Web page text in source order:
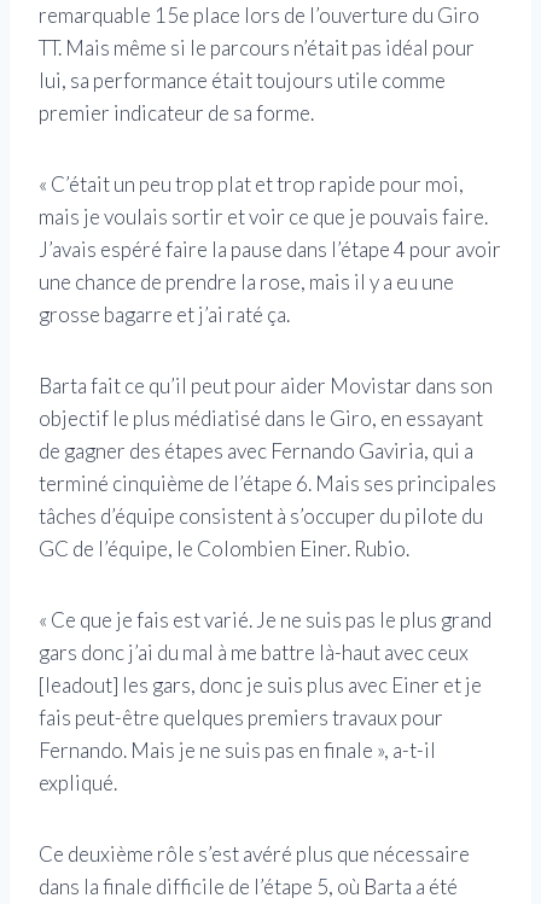
remarquable 15e place lors de l’ouverture du Giro
TT. Mais même si le parcours n’était pas idéal pour
lui, sa performance était toujours utile comme
premier indicateur de sa forme.
« C’était un peu trop plat et trop rapide pour moi,
mais je voulais sortir et voir ce que je pouvais faire.
J’avais espéré faire la pause dans l’étape 4 pour avoir
une chance de prendre la rose, mais il y a eu une
grosse bagarre et j’ai raté ça.
Barta fait ce qu’il peut pour aider Movistar dans son
objectif le plus médiatisé dans le Giro, en essayant
de gagner des étapes avec Fernando Gaviria, qui a
terminé cinquième de l’étape 6. Mais ses principales
tâches d’équipe consistent à s’occuper du pilote du
GC de l’équipe, le Colombien Einer. Rubio.
« Ce que je fais est varié. Je ne suis pas le plus grand
gars donc j’ai du mal à me battre là-haut avec ceux
[leadout] les gars, donc je suis plus avec Einer et je
fais peut-être quelques premiers travaux pour
Fernando. Mais je ne suis pas en finale », a-t-il
expliqué.
Ce deuxième rôle s’est avéré plus que nécessaire
dans la finale difficile de l’étape 5, où Barta a été